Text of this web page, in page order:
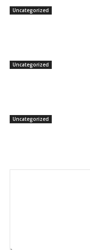
Uncategorized
Uncategorized
Uncategorized